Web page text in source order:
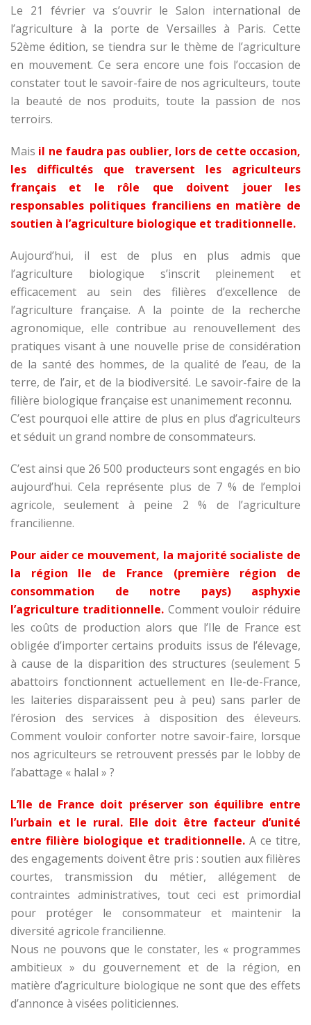
Le 21 février va s’ouvrir le Salon international de
l’agriculture à la porte de Versailles à Paris. Cette
52ème édition, se tiendra sur le thème de l’agriculture
en mouvement. Ce sera encore une fois l’occasion de
constater tout le savoir-faire de nos agriculteurs, toute
la beauté de nos produits, toute la passion de nos
terroirs.
Mais il ne faudra pas oublier, lors de cette occasion,
les difficultés que traversent les agriculteurs
français et le rôle que doivent jouer les
responsables politiques franciliens en matière de
soutien à l’agriculture biologique et traditionnelle.
Aujourd’hui, il est de plus en plus admis que
l’agriculture biologique s’inscrit pleinement et
efficacement au sein des filières d’excellence de
l’agriculture française. A la pointe de la recherche
agronomique, elle contribue au renouvellement des
pratiques visant à une nouvelle prise de considération
de la santé des hommes, de la qualité de l’eau, de la
terre, de l’air, et de la biodiversité. Le savoir-faire de la
filière biologique française est unanimement reconnu.
C’est pourquoi elle attire de plus en plus d’agriculteurs
et séduit un grand nombre de consommateurs.
C’est ainsi que 26 500 producteurs sont engagés en bio
aujourd’hui. Cela représente plus de 7 % de l’emploi
agricole, seulement à peine 2 % de l’agriculture
francilienne.
Pour aider ce mouvement, la majorité socialiste de
la région Ile de France (première région de
consommation de notre pays) asphyxie
l’agriculture traditionnelle. Comment vouloir réduire
les coûts de production alors que l’Ile de France est
obligée d’importer certains produits issus de l’élevage,
à cause de la disparition des structures (seulement 5
abattoirs fonctionnent actuellement en Ile-de-France,
les laiteries disparaissent peu à peu) sans parler de
l’érosion des services à disposition des éleveurs.
Comment vouloir conforter notre savoir-faire, lorsque
nos agriculteurs se retrouvent pressés par le lobby de
l’abattage « halal » ?
L’Ile de France doit préserver son équilibre entre
l’urbain et le rural. Elle doit être facteur d’unité
entre filière biologique et traditionnelle. A ce titre,
des engagements doivent être pris : soutien aux filières
courtes, transmission du métier, allégement de
contraintes administratives, tout ceci est primordial
pour protéger le consommateur et maintenir la
diversité agricole francilienne.
Nous ne pouvons que le constater, les « programmes
ambitieux » du gouvernement et de la région, en
matière d’agriculture biologique ne sont que des effets
d’annonce à visées politiciennes.